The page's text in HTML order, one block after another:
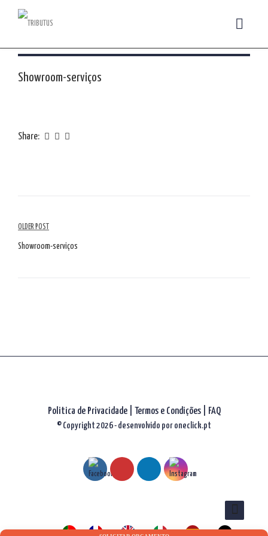
Showroom-serviços
Share:
Navegação
de
OLDER POST
Showroom-serviços
Politica de Privacidade| Termos e Condições FAQ
© Copyright 2026 - desenvolvido por oneclick.pt